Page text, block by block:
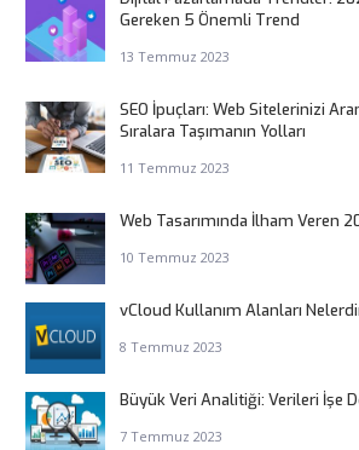
Gereken 5 Önemli Trend
13 Temmuz 2023
SEO İpuçları: Web Sitelerinizi
Sıralara Taşımanın Yolları
11 Temmuz 2023
Web Tasarımında İlham Veren
10 Temmuz 2023
vCloud Kullanım Alanları
8 Temmuz 2023
Büyük Veri Analitiği: Verileri İşe
7 Temmuz 2023